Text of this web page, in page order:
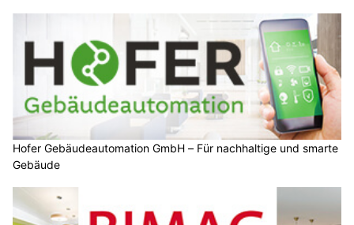
Hofer Gebäudeautomation GmbH – Für nachhaltige und smarte
Gebäude